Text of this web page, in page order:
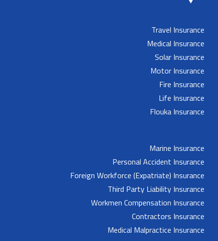
Travel Insurance
Medical Insurance
Solar Insurance
Motor Insurance
Fire Insurance
Life Insurance
Flouka Insurance
Marine Insurance
Personal Accident Insurance
Foreign Workforce (Expatriate) Insurance
Third Party Liability Insurance
Workmen Compensation Insurance
Contractors Insurance
Medical Malpractice Insurance